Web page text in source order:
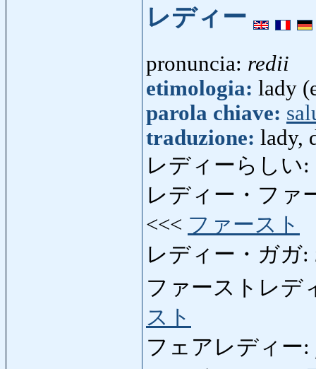
レディー
pronuncia: redii
etimologia: lady
parola chiave:
traduzione: lady,
レディーらしい:
レディー・ファ
<<< ファースト
レディー・ガガ:
ファーストレデ
スト
フェアレディー: